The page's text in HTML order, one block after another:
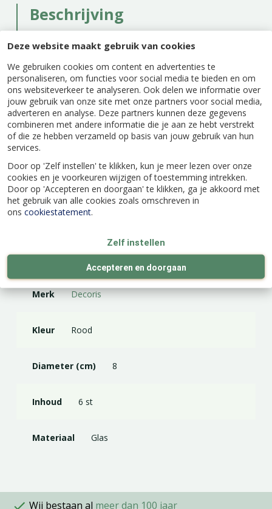
Deze website maakt gebruik van cookies
We gebruiken cookies om content en advertenties te
personaliseren, om functies voor social media te bieden en om
ons websiteverkeer te analyseren. Ook delen we informatie over
jouw gebruik van onze site met onze partners voor social media,
adverteren en analyse. Deze partners kunnen deze gegevens
combineren met andere informatie die je aan ze hebt verstrekt
of die ze hebben verzameld op basis van jouw gebruik van hun
services.
Door op 'Zelf instellen' te klikken, kun je meer lezen over onze
cookies en je voorkeuren wijzigen of toestemming intrekken.
Door op 'Accepteren en doorgaan' te klikken, ga je akkoord met
het gebruik van alle cookies zoals omschreven in
ons cookiestatement.
Zelf instellen
Accepteren en doorgaan
Beschrijving
glanzend en 3x mat. Ze hebben een prachtige
ossenbloed rode kleur en zijn gemaakt van glas.
Hang de kerstballen snel en eenvoudig op
aan een speciaal kerstbalhaakje (exclusief) wat je
door het oogje, wat boven op de kerstbal zit,
steekt en hang de bal aan een tak in de
kerstboom. Je kunt natuurlijk ook een mooie
schaal vullen met diverse kerstballen.
EAN code 8716128973875
Merk Decoris
Kleur Rood
Diameter (cm) 8
Inhoud 6 st
Materiaal Glas
Wij bestaan al meer dan 100 jaar